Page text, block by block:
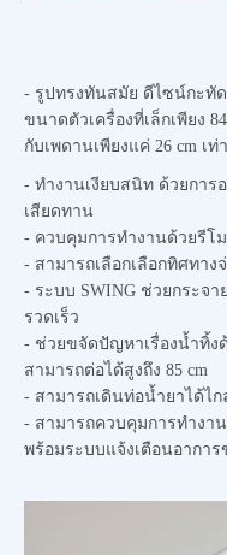
- รูปทรงทันสมัย ดีไซน์กะทั
ขนาดตัวเครื่องที่เล็กเพียง
กับเพดานเพียงแค่ 26 cm เ
- ทำงานเงียบสนิท ด้วยกา
เสียดทาน
- ควบคุมการทำงานด้วยรีโ
- สามารถเลือกเลือกทิศทาง
- ระบบ SWING ช่วยกระจ
รวดเร็ว
- ช่วยขจัดปัญหาเรื่องน้ำทิ้
สามารถต่อได้สูงถึง 85 cm
- สามารถเดินท่อน้ำยาได้ไก
- สามารถควบคุมการทำงา
พร้อมระบบแจ้งเตือนอากา